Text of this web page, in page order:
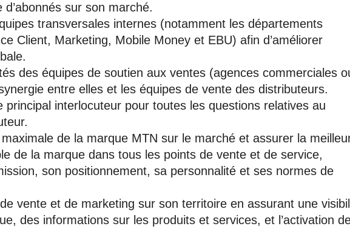
sur son marché.
transversales internes (notamment les départements
Client, Marketing, Mobile Money et EBU) afin d’améliorer
des équipes de soutien aux ventes (agences commerciales
entre elles et les équipes de vente des distributeurs.
principal interlocuteur pour toutes les questions relatives au
de la marque MTN sur le marché et assurer la
de la marque dans tous les points de vente et de service,
son positionnement, sa personnalité et ses normes de
vente et de marketing sur son territoire en assurant une
des informations sur les produits et services, et l’activation